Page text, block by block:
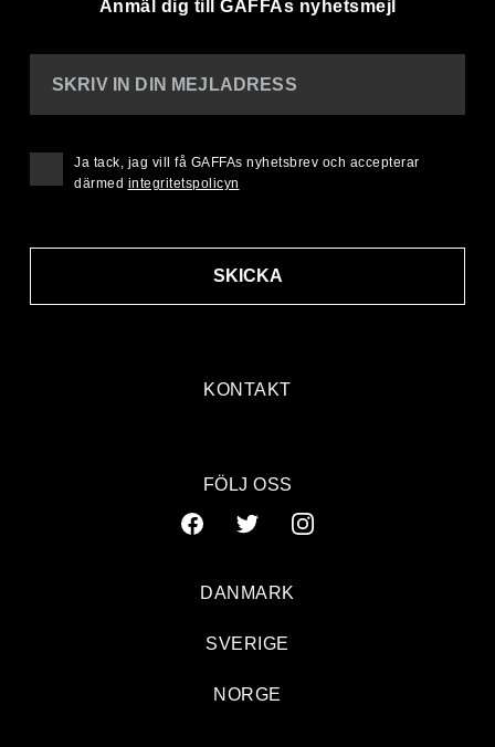
Anmäl dig till GAFFAs nyhetsmejl
KONTAKT
SKRIV IN DIN MEJLADRESS
SKICKA
Ja tack, jag vill få GAFFAs nyhetsbrev och accepterar
därmed integritetspolicyn
FÖLJ OSS
DANMARK
SVERIGE
NORGE